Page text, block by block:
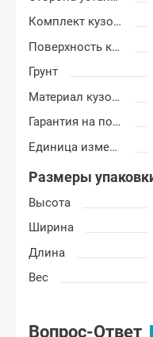
Комплект кузовных деталей
Поверхность крыла
Грунт
Материал кузовных деталей
Гарантия на покраску
Единица измерения
Размеры
Высота
Ширина
Длина
Вес
Вопрос-Ответ